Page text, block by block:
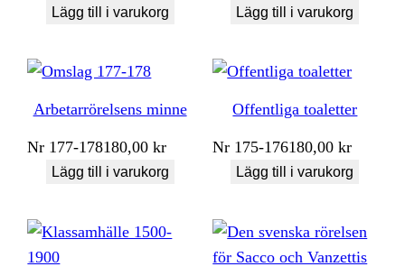
Lägg till i varukorg Lägg till i varukorg
Arbetarrörelsens minne
Nr 177-178180,00kr
Lägg till i varukorg
Offentliga toaletter
Nr 175-176180,00kr
Lägg till i varukorg